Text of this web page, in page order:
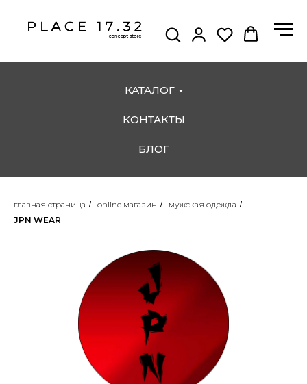
КАТАЛОГ
КОНТАКТЫ
БЛОГ
главная страница / online магазин / мужская одежда /
JPN WEAR